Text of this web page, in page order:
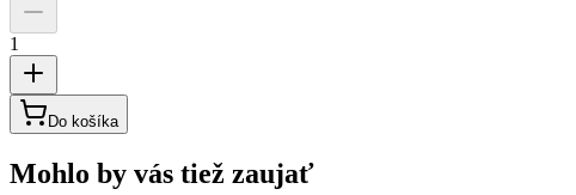
1
Do košíka
Mohlo by vás tiež zaujať